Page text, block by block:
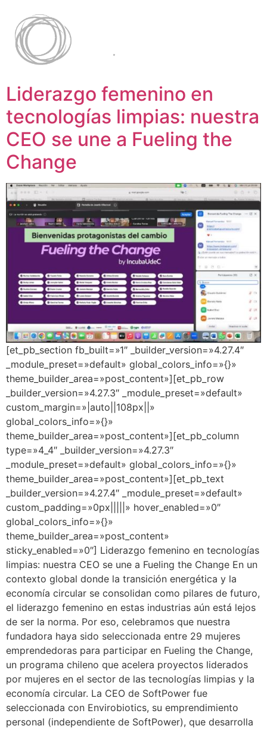
Liderazgo femenino en
tecnologías limpias: nuestra
CEO se une a Fueling the
Change
[et_pb_section fb_built=»1″ _builder_version=»4.27.4″
_module_preset=»default» global_colors_info=»{}»
theme_builder_area=»post_content»][et_pb_row
_builder_version=»4.27.3″ _module_preset=»default»
custom_margin=»|auto||108px||»
global_colors_info=»{}»
theme_builder_area=»post_content»][et_pb_column
type=»4_4″ _builder_version=»4.27.3″
_module_preset=»default» global_colors_info=»{}»
theme_builder_area=»post_content»][et_pb_text
_builder_version=»4.27.4″ _module_preset=»default»
custom_padding=»0px|||||» hover_enabled=»0″
global_colors_info=»{}»
theme_builder_area=»post_content»
sticky_enabled=»0″] Liderazgo femenino en tecnologías
limpias: nuestra CEO se une a Fueling the Change En un
contexto global donde la transición energética y la
economía circular se consolidan como pilares de futuro,
el liderazgo femenino en estas industrias aún está lejos
de ser la norma. Por eso, celebramos que nuestra
fundadora haya sido seleccionada entre 29 mujeres
emprendedoras para participar en Fueling the Change,
un programa chileno que acelera proyectos liderados
por mujeres en el sector de las tecnologías limpias y la
economía circular. La CEO de SoftPower fue
seleccionada con Envirobiotics, su emprendimiento
personal (independiente de SoftPower), que desarrolla